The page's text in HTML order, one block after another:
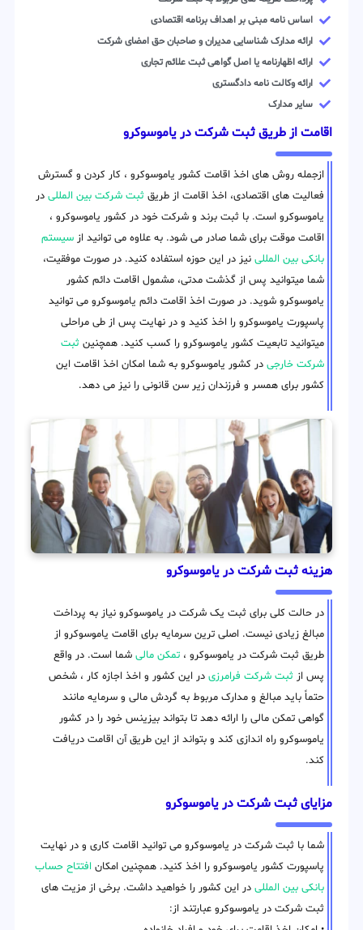
اساس نامه مبنی بر اهداف برنامه اقتصادی
ارائه مدارک شناسایی مدیران و صاحبان حق امضای شرکت
ارائه اظهارنامه یا اصل گواهی ثبت علائم تجاری
ارائه وکالت نامه دادگستری
سایر مدارک
اقامت از طریق ثبت شرکت در یاموسوکرو
ازجمله روش های اخذ اقامت کشور یاموسوکرو ، کار کردن و گسترش
فعالیت های اقتصادی، اخذ اقامت از طریق ثبت شرکت بین المللی در
یاموسوکرو است. با ثبت برند و شرکت خود در کشور یاموسوکرو ،
اقامت موقت برای شما صادر می شود. به علاوه می توانید از سیستم
بانکی بین المللی نیز در این حوزه استفاده کنید. در صورت موفقیت،
شما میتوانید پس از گذشت مدتی، مشمول اقامت دائم کشور
یاموسوکرو شوید. در صورت اخذ اقامت دائم یاموسوکرو می توانید
پاسپورت یاموسوکرو را اخذ کنید و در نهایت پس از طی مراحلی
میتوانید تابعیت کشور یاموسوکرو را کسب کنید. همچنین ثبت
شرکت خارجی در کشور یاموسوکرو به شما امکان اخذ اقامت این
کشور برای همسر و فرزندان زیر سن قانونی را نیز می دهد.
هزینه ثبت شرکت در یاموسوکرو
در حالت کلی برای ثبت یک شرکت در یاموسوکرو نیاز به پرداخت
مبالغ زیادی نیست. اصلی ترین سرمایه برای اقامت یاموسوکرو از
طریق ثبت شرکت در یاموسوکرو ، تمکن مالی شما است. در واقع
پس از ثبت شرکت فرامرزی در این کشور و اخذ اجازه کار ، شخص
حتماً باید مبالغ و مدارک مربوط به گردش مالی و سرمایه مانند
گواهی تمکن مالی را ارائه دهد تا بتواند بیزینس خود را در کشور
یاموسوکرو راه اندازی کند و بتواند از این طریق آن اقامت دریافت
کند.
مزایای ثبت شرکت در یاموسوکرو
شما با ثبت شرکت در یاموسوکرو می توانید اقامت کاری و در نهایت
پاسپورت کشور یاموسوکرو را اخذ کنید. همچنین امکان افتتاح حساب
بانکی بین المللی در این کشور را خواهید داشت. برخی از مزیت های
ثبت شرکت در یاموسوکرو عبارتند از: